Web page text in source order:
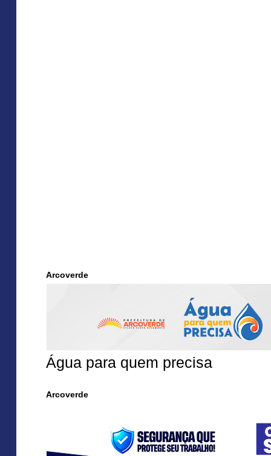
Arcoverde
Água para quem precisa
Arcoverde